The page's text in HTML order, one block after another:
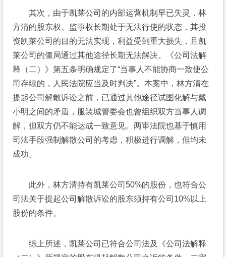
其次，由于凯莱公司的内部运营机制早已失灵，林
方清的股东权、监事权长期处于无法行使的状态，其投
资凯莱公司的目的无法实现，利益受到重大损失，且凯
莱公司的僵局通过其他途径长期无法解决。《公司法解
释（二）》第五条明确规定了“当事人不能协商一致使公
司存续的，人民法院应当及时判决”。本案中，林方清在
提起公司解散诉讼之前，已通过其他途径试图化解与戴
小明之间的矛盾，服装城管委会也曾组织双方当事人调
解，但双方仍不能达成一致意见。两审法院也基于慎用
司法手段强制解散公司的考虑，积极进行调解，但均未
成功。
此外，林方清持有凯莱公司50%的股份，也符合公
司法关于提起公司解散诉讼的股东须持有公司10%以上
股份的条件。
综上所述，凯莱公司已符合公司法及《公司法解释